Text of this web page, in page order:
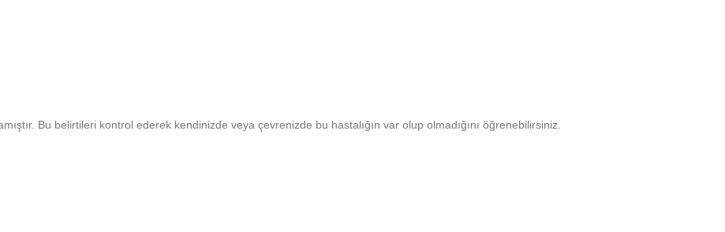
Bu belirtileri kontrol ederek kendinizde veya çevrenizde bu hastalığın var olup olmadığını öğrenebilirsiniz.